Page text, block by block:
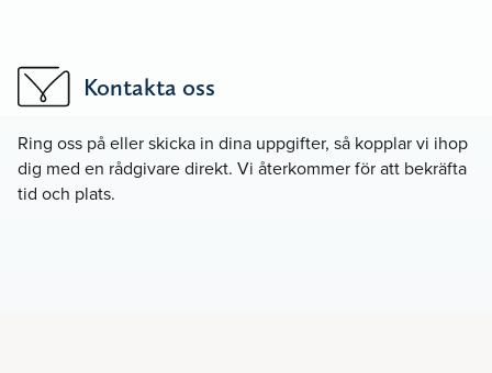
Kontakta oss
Ring oss påeller skicka in dina uppgifter, så kopplar vi ihop
dig med en rådgivare direkt. Vi återkommer för att bekräfta
tid och plats.